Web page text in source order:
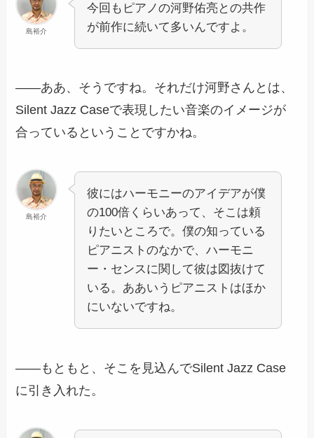
島裕介
今回もピアノの河野佑亮との共作
が前作に続いて多いんですよ。
――ああ、そうですね。それだけ河野さんとは、
Silent Jazz Caseで表現したい音楽のイメージが
合っているということですかね。
島裕介
彼にはハーモニーのアイデアが僕
の100倍くらいあって、そこは頼
りたいところで。僕の知っている
ピアニストのなかで、ハーモニ
ー・センスに関して彼は図抜けて
いる。ああいうピアニストはほか
にいないですね。
――もともと、そこを見込んでSilent Jazz Case
に引き入れた。